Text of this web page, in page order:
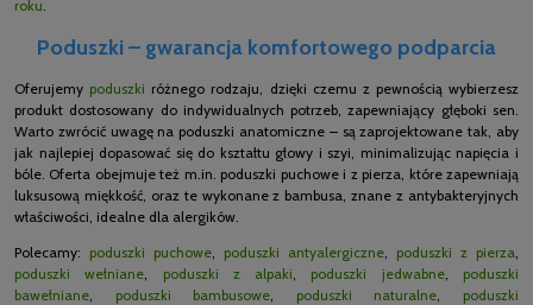
roku.
Poduszki – gwarancja komfortowego podparcia
Oferujemy poduszki różnego rodzaju, dzięki czemu z pewnością wybierzesz
produkt dostosowany do indywidualnych potrzeb, zapewniający głęboki sen.
Warto zwrócić uwagę na poduszki anatomiczne – są zaprojektowane tak, aby
jak najlepiej dopasować się do kształtu głowy i szyi, minimalizując napięcia i
bóle. Oferta obejmuje też m.in. poduszki puchowe i z pierza, które zapewniają
luksusową miękkość, oraz te wykonane z bambusa, znane z antybakteryjnych
właściwości, idealne dla alergików.
Polecamy: poduszki puchowe poduszki antyalergiczne poduszki z pierza
poduszki wełniane
poduszki z alpaki poduszki jedwabne, poduszki
bawełniane
poduszki bambusowe poduszki naturalne
poduszki